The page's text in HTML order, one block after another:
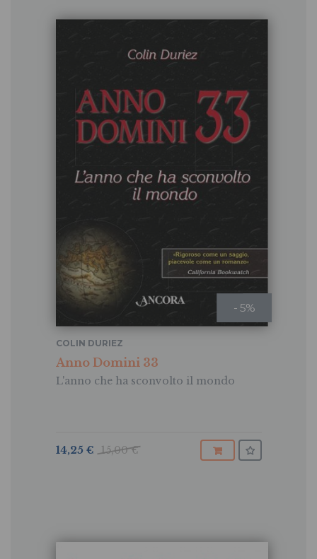
- 5%
Anno Domini 33
L'anno che ha sconvolto il mondo
COLIN DURIEZ
15,00 €
14,25 €